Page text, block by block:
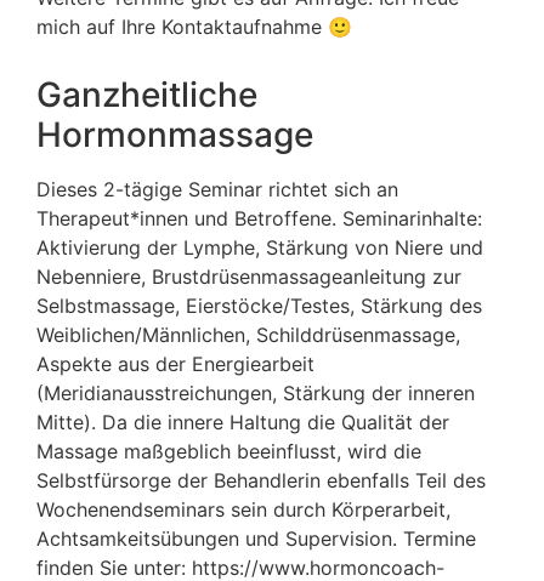
mich auf Ihre Kontaktaufnahme 🙂
Ganzheitliche
Hormonmassage
Dieses 2-tägige Seminar richtet sich an
Therapeut*innen und Betroffene. Seminarinhalte:
Aktivierung der Lymphe, Stärkung von Niere und
Nebenniere, Brustdrüsenmassageanleitung zur
Selbstmassage, Eierstöcke/Testes, Stärkung des
Weiblichen/Männlichen, Schilddrüsenmassage,
Aspekte aus der Energiearbeit
(Meridianausstreichungen, Stärkung der inneren
Mitte). Da die innere Haltung die Qualität der
Massage maßgeblich beeinflusst, wird die
Selbstfürsorge der Behandlerin ebenfalls Teil des
Wochenendseminars sein durch Körperarbeit,
Achtsamkeitsübungen und Supervision. Termine
finden Sie unter: https://www.hormoncoach-